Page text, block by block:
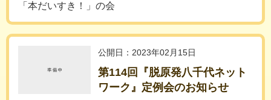
「本だいすき！」の会
公開日：2023年02月15日
第114回『脱原発八千代ネット
ワーク』定例会のお知らせ